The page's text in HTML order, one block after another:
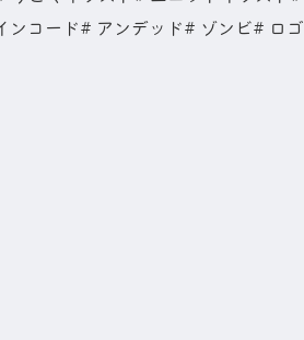
ンコード アンデッド ゾンビ ロゴ